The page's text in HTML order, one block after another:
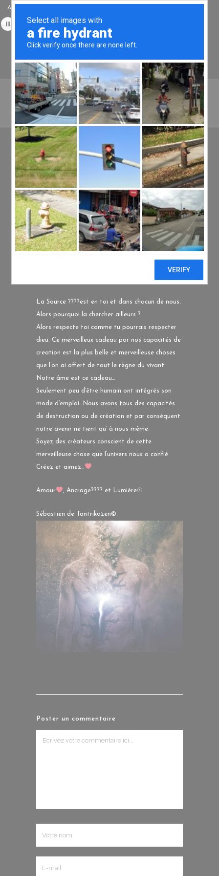
Accueil
Tantrikazen©, Massage à Bordeaux, Spécialiste du Tantra Traditionnel et
des Energies Quantiques en Aquitaine. Tél : 06.49.45.22.20
Menu Offres Spéciales
LA SOURCE EST EN
TOI…
02 AvrLa Source est en
Toi…
Sébastien
Share
La Source ????est en toi et dans chacun de nous.
Alors pourquoi la chercher ailleurs ?
Alors respecte toi comme tu pourrais respecter
dieu. Ce merveilleux cadeau par nos capacités de
creation est la plus belle et merveilleuse choses
que l’on ai offert de tout le règne du vivant.
Notre âme est ce cadeau…
Seulement peu d’être humain ont intégrés son
mode d’emploi. Nous avons tous des capacités
de destruction ou de création et par conséquent
notre avenir ne tient qu’ à nous même.
Soyez des créateurs conscient de cette
merveilleuse chose que l’univers nous a confié.
Créez et aimez…
Amour , Ancrage???? et Lumière☉
Sébastien de Tantrikazen©.
Poster un commentaire